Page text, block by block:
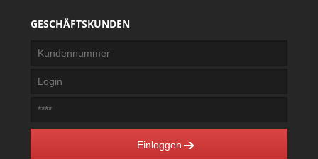
GESCHÄFTSKUNDEN
Einloggen